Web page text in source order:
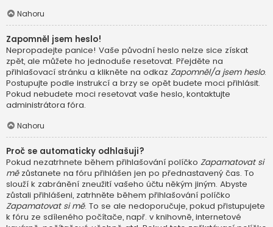
Nahoru
Zapomněl jsem heslo!
Nepropadejte panice! Vaše původní heslo nelze sice získat
zpět, ale můžete ho jednoduše resetovat. Přejděte na
přihlašovací stránku a klikněte na odkaz Zapomněl/a jsem heslo.
Postupujte podle instrukcí a brzy se opět budete moci přihlásit.
Pokud nebudete moci resetovat vaše heslo, kontaktujte
administrátora fóra.
Nahoru
Proč se automaticky odhlašuji?
Pokud nezatrhnete během přihlašování políčko Zapamatovat si
mězůstanete na fóru přihlášen jen po přednastavený čas. To
slouží k zabránění zneužití vašeho účtu někým jiným. Abyste
zůstali přihlášeni, zatrhněte během přihlašování políčko
Zapamatovat si mě. To se ale nedoporučuje, pokud přistupujete
k fóru ze sdíleného počítače, např. v knihovně, internetové